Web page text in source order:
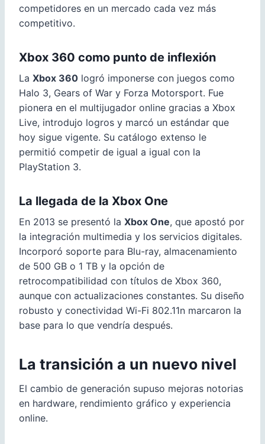
competidores en un mercado cada vez más
competitivo.
Xbox 360 como punto de inflexión
La Xbox 360 logró imponerse con juegos como
Halo 3, Gears of War y Forza Motorsport. Fue
pionera en el multijugador online gracias a Xbox
Live, introdujo logros y marcó un estándar que
hoy sigue vigente. Su catálogo extenso le
permitió competir de igual a igual con la
PlayStation 3.
La llegada de la Xbox One
En 2013 se presentó la Xbox One, que apostó por
la integración multimedia y los servicios digitales.
Incorporó soporte para Blu-ray, almacenamiento
de 500 GB o 1 TB y la opción de
retrocompatibilidad con títulos de Xbox 360,
aunque con actualizaciones constantes. Su diseño
robusto y conectividad Wi-Fi 802.11n marcaron la
base para lo que vendría después.
La transición a un nuevo nivel
El cambio de generación supuso mejoras notorias
en hardware, rendimiento gráfico y experiencia
online.